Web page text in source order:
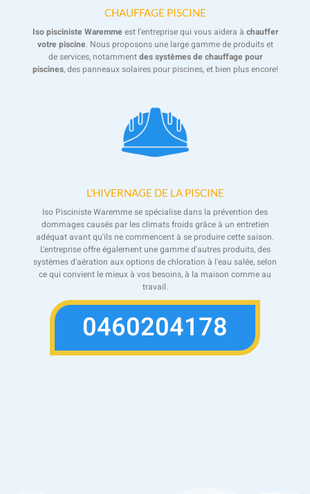
CHAUFFAGE PISCINE
Iso pisciniste Waremme est l'entreprise qui vous aidera à chauffer
votre piscine. Nous proposons une large gamme de produits et
de services, notammentdes systèmes de chauffage pour
piscines, des panneaux solaires pour piscines, et bien plus encore!
L'HIVERNAGE DE LA PISCINE
Iso Pisciniste Waremme se spécialise dans la prévention des
dommages causés par les climats froids grâce à un entretien
adéquat avant qu'ils ne commencent à se produire cette saison.
L'entreprise offre également une gamme d'autres produits, des
systèmes d'aération aux options de chloration à l'eau salée, selon
ce qui convient le mieux à vos besoins, à la maison comme au
travail.
0460204178